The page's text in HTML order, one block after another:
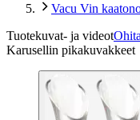
Vacu Vin
Tuotekuvat- ja videot
Karusellin pikakuvakkeet